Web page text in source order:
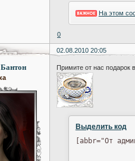
На этом
0
02.08.2010 20:05
Примите от нас подарок
Выделить код
[abbr="От